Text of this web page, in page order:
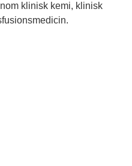
klinisk kemi, klinisk